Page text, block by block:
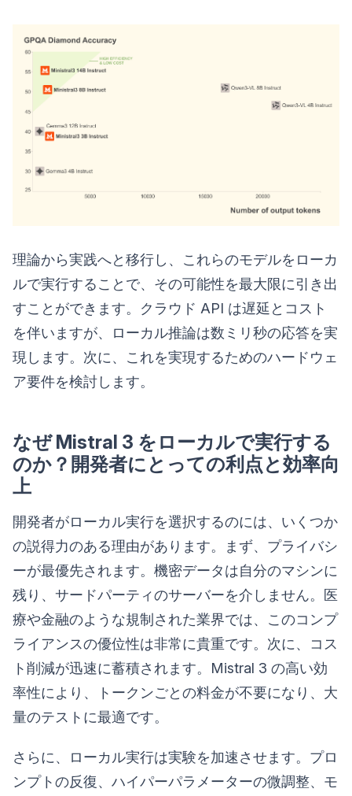
理論から実践へと移行し、これらのモデルをローカ
ルで実行することで、その可能性を最大限に引き出
すことができます。クラウド API は遅延とコスト
を伴いますが、ローカル推論は数ミリ秒の応答を実
現します。次に、これを実現するためのハードウェ
ア要件を検討します。
なぜ Mistral 3 をローカルで実行する
のか？開発者にとっての利点と効率向
上
開発者がローカル実行を選択するのには、いくつか
の説得力のある理由があります。まず、プライバシ
ーが最優先されます。機密データは自分のマシンに
残り、サードパーティのサーバーを介しません。医
療や金融のような規制された業界では、このコンプ
ライアンスの優位性は非常に貴重です。次に、コス
ト削減が迅速に蓄積されます。Mistral 3 の高い効
率性により、トークンごとの料金が不要になり、大
量のテストに最適です。
さらに、ローカル実行は実験を加速させます。プロ
ンプトの反復、ハイパーパラメーターの微調整、モ